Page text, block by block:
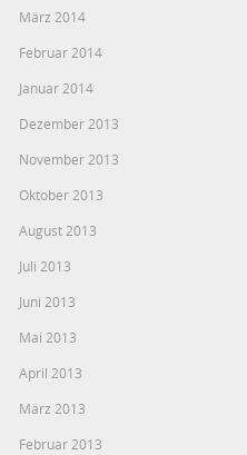
März 2014
Februar 2014
Januar 2014
Dezember 2013
November 2013
Oktober 2013
August 2013
Juli 2013
Juni 2013
Mai 2013
April 2013
März 2013
Februar 2013